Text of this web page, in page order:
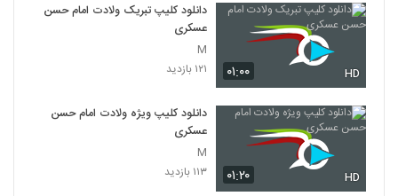
۰۱:۰۰ HD
دانلود کلیپ تبریک ولادت امام حسن
عسکری
M
۱۲۱ بازدید
۰۱:۲۰ HD
دانلود کلیپ ویژه ولادت امام حسن
عسکری
M
۱۱۳ بازدید